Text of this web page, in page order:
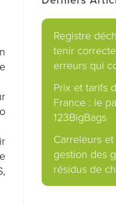
Registre
tenir
erreurs qui
Prix et tarifs
France : le
123BigBags
Carreleurs
gestion des
résidus de